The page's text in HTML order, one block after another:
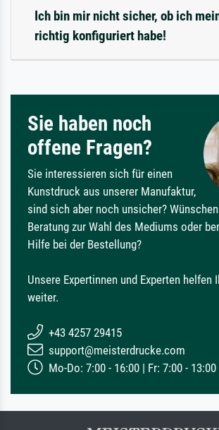
Ich bin mir nicht sicher, ob ich
richtig konfiguriert habe!
Sie haben noch
offene Fragen?
Sie interessieren sich für einen
Kunstdruck aus unserer Manufaktur,
sind sich aber noch unsicher?
Beratung zur Wahl des Mediums oder
Hilfe bei der Bestellung?
Unsere Expertinnen und Experten helfen
weiter.
+43 4257 29415
support@meisterdrucke.com
Mo-Do: 7:00 - 16:00 | Fr: 7:00 - 13:00